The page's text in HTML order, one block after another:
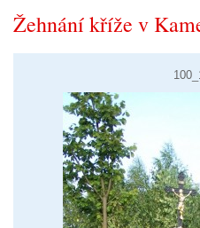
Žehnání kříže v